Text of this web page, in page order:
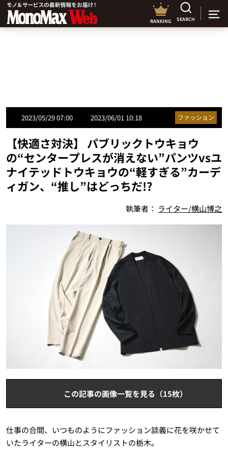
RANKING SEARCH
2023/05/29 07:00 2023/06/01 10:18 ファッション
【快適さ対決】 パブリックトウキョウ
の“センタープレスが消えない”パンツvsユ
ナイテッドトウキョウの“軽すぎる”カーデ
ィガン、“推し”はどっちだ!?
執筆者： ライター/横山博之
この記事の画像一覧を見る（15枚）
仕事の合間、いつものようにファッション談義に花を咲かせて
いたライターの横山とスタイリストの栃木。